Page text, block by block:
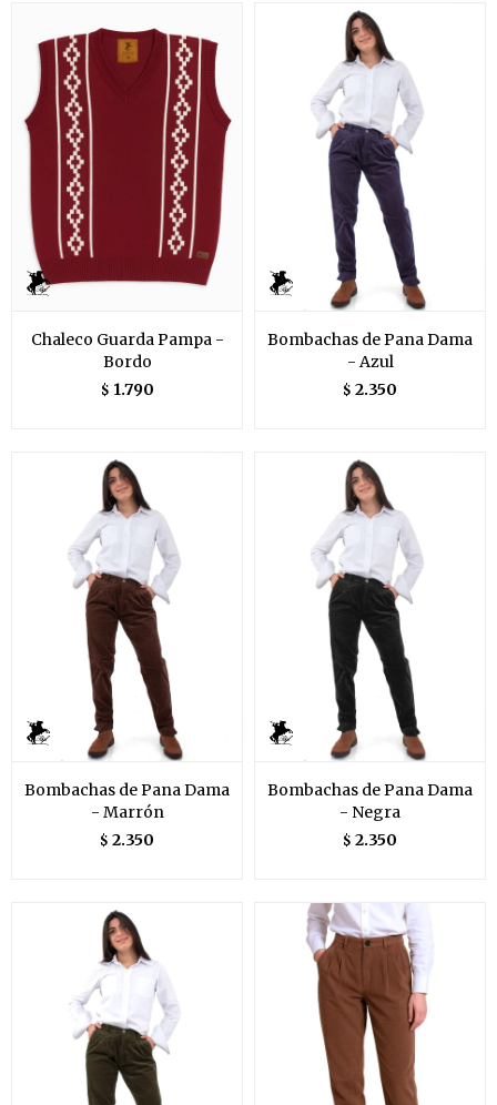
Chaleco Guarda Pampa -
Bordo
$ 1.790
Bombachas de Pana Dama
- Azul
$ 2.350
Bombachas de Pana Dama
- Marrón
$ 2.350
Bombachas de Pana Dama
- Negra
$ 2.350